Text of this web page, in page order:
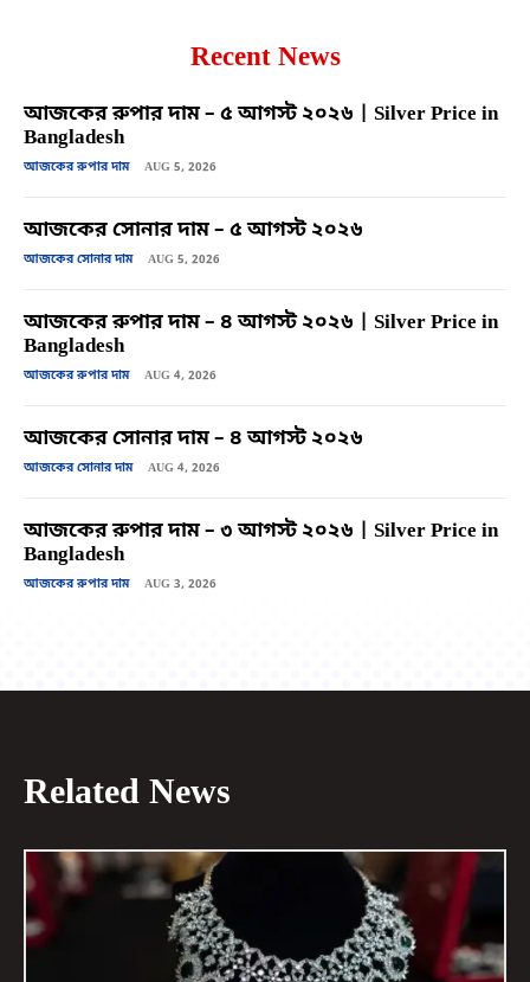
Recent News
আজকের রুপার দাম – ৫ আগস্ট ২০২৬ | Silver Price in
Bangladesh
আজকের রুপার দাম AUG 5, 2026
আজকের সোনার দাম – ৫ আগস্ট ২০২৬
আজকের সোনার দাম AUG 5, 2026
আজকের রুপার দাম – ৪ আগস্ট ২০২৬ | Silver Price in
Bangladesh
আজকের রুপার দাম AUG 4, 2026
আজকের সোনার দাম – ৪ আগস্ট ২০২৬
আজকের সোনার দাম AUG 4, 2026
আজকের রুপার দাম – ৩ আগস্ট ২০২৬ | Silver Price in
Bangladesh
আজকের রুপার দাম AUG 3, 2026
Related News